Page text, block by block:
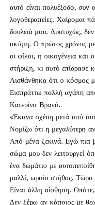
αυτό είναι πολυέξοδο, συν
λογοθεραπείες. Χαίρομαι
δουλειά μου. Δυστυχώς,
ακόμη. Ο πρώτος χρόνος
οι φίλοι, η οικογένεια
στήριξη, κι αυτό επίδρασε
Αισθάνθηκα ότι ο κόσμος
Εισπράττω πολλή αγάπη
Κατερίνα Βρανά.
«Έκανα σχέση μετά από
Νομίζω ότι η μεγαλύτερη
Από μένα ξεκινά. Εγώ πια
σώμα μου δεν λειτουργεί
ένα δωμάτιο με
μαλλί, ωραίο στήθος.
Είναι άλλη αίσθηση.
Δεν ξέρω αν κάποιος με